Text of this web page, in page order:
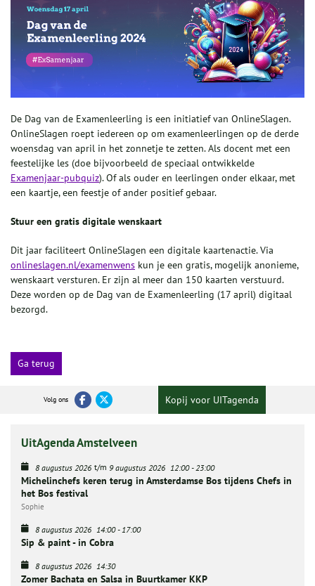
De Dag van de Examenleerling is een initiatief van OnlineSlagen.
OnlineSlagen roept iedereen op om examenleerlingen op de derde
woensdag van april in het zonnetje te zetten. Als docent met een
feestelijke les (doe bijvoorbeeld de speciaal ontwikkelde
Examenjaar-pubquiz). Of als ouder en leerlingen onder elkaar, met
een kaartje, een feestje of ander positief gebaar.
Stuur een gratis digitale wenskaart
Dit jaar faciliteert OnlineSlagen een digitale kaartenactie. Via
onlineslagen.nl/examenwens kun je een gratis, mogelijk anonieme,
wenskaart versturen. Er zijn al meer dan 150 kaarten verstuurd.
Deze worden op de Dag van de Examenleerling (17 april) digitaal
bezorgd.
Ga terug
Volg ons Kopij voor UITagenda
UitAgenda Amstelveen
8 augustus 2026 t/m 9 augustus 2026 12:00- 23:00
Michelinchefs keren terug in Amsterdamse Bos tijdens Chefs in
het Bos festival
Sophie
8 augustus 2026 14:00- 17:00
Sip & paint - in Cobra
8 augustus 2026 14:30
Zomer Bachata en Salsa in Buurtkamer KKP